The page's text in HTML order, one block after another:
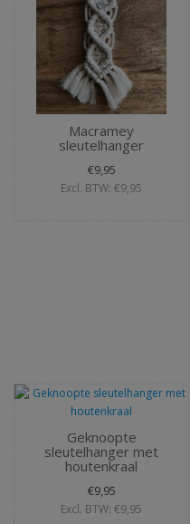
Macramey
sleutelhanger
€9,95
Excl. BTW: €9,95
Geknoopte
sleutelhanger met
houtenkraal
€9,95
Excl. BTW: €9,95